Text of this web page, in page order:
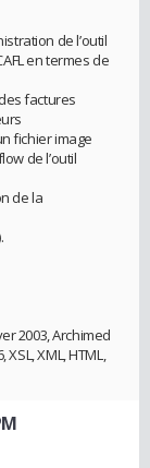
de l’outil
en termes de
factures
fichier image
de l’outil
de la
2003, Archimed
XML, HTML,